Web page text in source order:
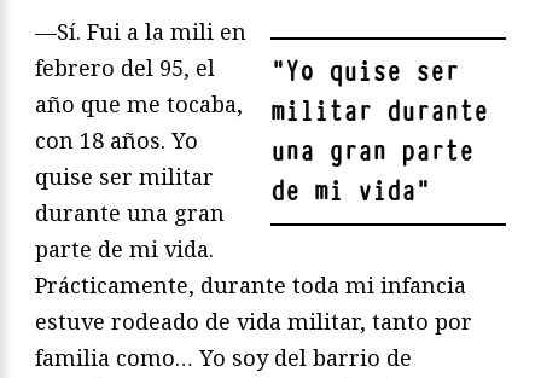
"Yo quise ser
militar durante
una gran parte
de mi vida"
—Sí. Fui a la mili en
febrero del 95, el
año que me tocaba,
con 18 años. Yo
quise ser militar
durante una gran
parte de mi vida.
Prácticamente, durante toda mi infancia
estuve rodeado de vida militar, tanto por
familia como… Yo soy del barrio de